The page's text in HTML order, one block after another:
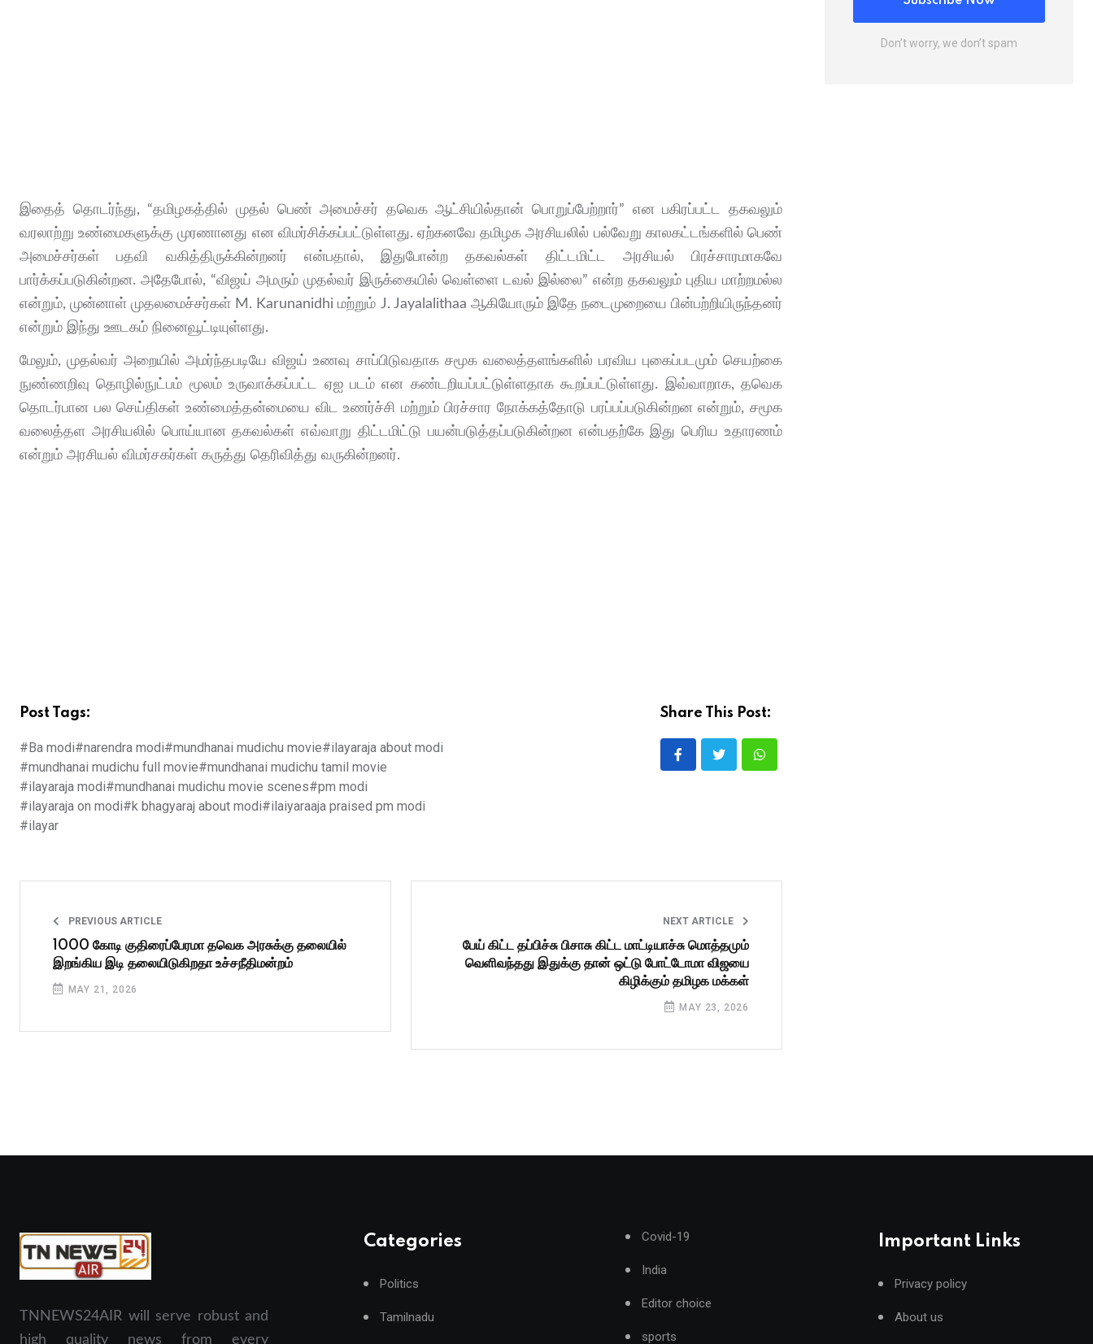
இதைத் தொடர்ந்து, “தமிழகத்தில் முதல் பெண் அமைச்சர் தவெக ஆட்சியில்தான் பொறுப்பேற்றார்” என பகிரப்பட்ட தகவலும்
வரலாற்று உண்மைகளுக்கு முரணானது என விமர்சிக்கப்பட்டுள்ளது. ஏற்கனவே தமிழக அரசியலில் பல்வேறு காலகட்டங்களில் பெண்
அமைச்சர்கள் பதவி வகித்திருக்கின்றனர் என்பதால், இதுபோன்ற தகவல்கள் திட்டமிட்ட அரசியல் பிரச்சாரமாகவே
பார்க்கப்படுகின்றன. அதேபோல், “விஜய் அமரும் முதல்வர் இருக்கையில் வெள்ளை டவல் இல்லை” என்ற தகவலும் புதிய மாற்றமல்ல
என்றும், முன்னாள் முதலமைச்சர்கள் M. Karunanidhi மற்றும் J. Jayalalithaa ஆகியோரும் இதே நடைமுறையை பின்பற்றியிருந்தனர்
என்றும் இந்து ஊடகம் நினைவூட்டியுள்ளது.
மேலும், முதல்வர் அறையில் அமர்ந்தபடியே விஜய் உணவு சாப்பிடுவதாக சமூக வலைத்தளங்களில் பரவிய புகைப்படமும் செயற்கை
நுண்ணறிவு தொழில்நுட்பம் மூலம் உருவாக்கப்பட்ட ஏஐ படம் என கண்டறியப்பட்டுள்ளதாக கூறப்பட்டுள்ளது. இவ்வாறாக, தவெக
தொடர்பான பல செய்திகள் உண்மைத்தன்மையை விட உணர்ச்சி மற்றும் பிரச்சார நோக்கத்தோடு பரப்பப்படுகின்றன என்றும், சமூக
வலைத்தள அரசியலில் பொய்யான தகவல்கள் எவ்வாறு திட்டமிட்டு பயன்படுத்தப்படுகின்றன என்பதற்கே இது பெரிய உதாரணம்
என்றும் அரசியல் விமர்சகர்கள் கருத்து தெரிவித்து வருகின்றனர்.
Post Tags:
#Ba modi#narendra modi#mundhanai mudichu movie#ilayaraja about modi
#mundhanai mudichu full movie#mundhanai mudichu tamil movie
#ilayaraja modi#mundhanai mudichu movie scenes#pm modi
#ilayaraja on modi#k bhagyaraj about modi#ilaiyaraaja praised pm modi
#ilayar
Share This Post:
PREVIOUS ARTICLE
1000 கோடி குதிரைப்பேரமா தவெக அரசுக்கு தலையில்
இறங்கிய இடி தலையிடுகிறதா உச்சநீதிமன்றம்
MAY 21, 2026
NEXT ARTICLE
பேய் கிட்ட தப்பிச்சு பிசாசு கிட்ட மாட்டியாச்சு மொத்தமும்
வெளிவந்தது இதுக்கு தான் ஒட்டு போட்டோமா விஜயை
கிழிக்கும் தமிழக மக்கள்
MAY 23, 2026
Don’t worry, we don’t spam
TNNEWS24AIR will serve robust and
high quality news from every
Categories
Politics
Tamilnadu
Covid-19
India
Editor choice
sports
Important Links
Privacy policy
About us